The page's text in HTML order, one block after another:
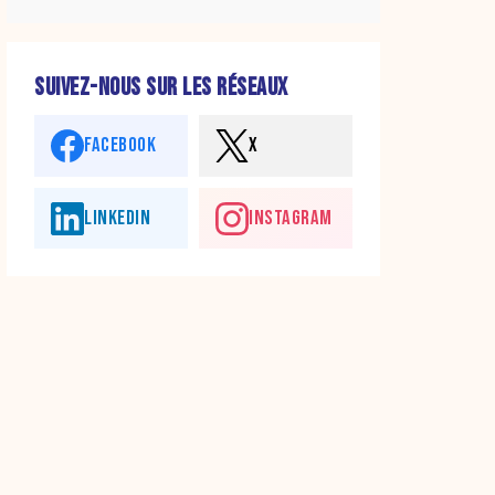
SUIVEZ-NOUS SUR LES RÉSEAUX
FACEBOOK X
LINKEDIN INSTAGRAM